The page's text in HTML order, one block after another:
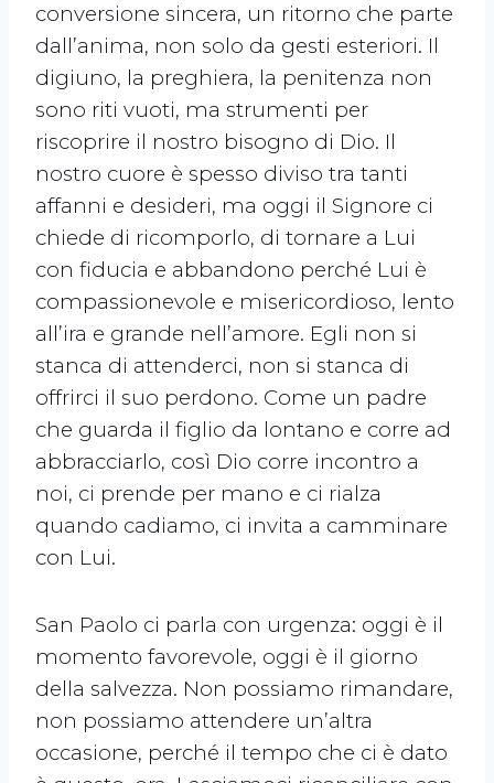
conversione sincera, un ritorno che parte
dall’anima, non solo da gesti esteriori. Il
digiuno, la preghiera, la penitenza non
sono riti vuoti, ma strumenti per
riscoprire il nostro bisogno di Dio. Il
nostro cuore è spesso diviso tra tanti
affanni e desideri, ma oggi il Signore ci
chiede di ricomporlo, di tornare a Lui
con fiducia e abbandono perché Lui è
compassionevole e misericordioso, lento
all’ira e grande nell’amore. Egli non si
stanca di attenderci, non si stanca di
offrirci il suo perdono. Come un padre
che guarda il figlio da lontano e corre ad
abbracciarlo, così Dio corre incontro a
noi, ci prende per mano e ci rialza
quando cadiamo, ci invita a camminare
con Lui.
San Paolo ci parla con urgenza: oggi è il
momento favorevole, oggi è il giorno
della salvezza. Non possiamo rimandare,
non possiamo attendere un’altra
occasione, perché il tempo che ci è dato